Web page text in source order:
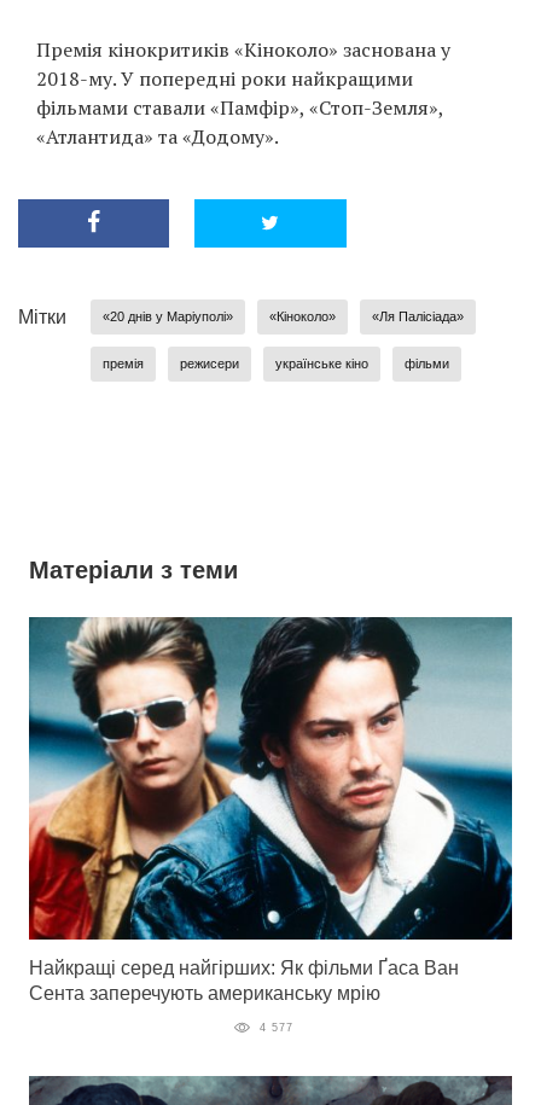
Премія кінокритиків «Кіноколо» заснована у
2018-му. У попередні роки найкращими
фільмами ставали «Памфір», «Стоп-Земля»,
«Атлантида» та «Додому».
Мітки «20 днів у Маріуполі» «Кіноколо» «Ля Палісіада»
премія режисери українське кіно фільми
Матеріали з теми
Найкращі серед найгірших: Як фільми Ґаса Ван
Сента заперечують американську мрію
4 577